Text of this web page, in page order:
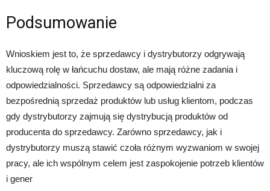
Podsumowanie
Wnioskiem jest to, że sprzedawcy i dystrybutorzy odgrywają
kluczową rolę w łańcuchu dostaw, ale mają różne zadania i
odpowiedzialności. Sprzedawcy są odpowiedzialni za
bezpośrednią sprzedaż produktów lub usług klientom, podczas
gdy dystrybutorzy zajmują się dystrybucją produktów od
producenta do sprzedawcy. Zarówno sprzedawcy, jak i
dystrybutorzy muszą stawić czoła różnym wyzwaniom w swojej
pracy, ale ich wspólnym celem jest zaspokojenie potrzeb klientów
i gener